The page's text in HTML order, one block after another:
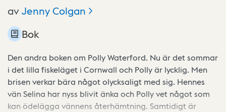
avJennyColgan
Bok
Den andra boken om Polly Waterford. Nu är det sommar
i det lilla fiskeläget i Cornwall och Polly är lycklig. Men
brisen verkar bära något olycksaligt med sig. Hennes
vän Selina har nyss blivit änka och Polly vet något som
kan ödelägga vännens återhämtning. Samtidigt är